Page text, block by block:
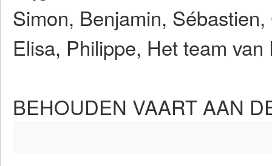
Simon, Benjamin,
Elisa, Philippe, Het team
BEHOUDEN VAART AAN